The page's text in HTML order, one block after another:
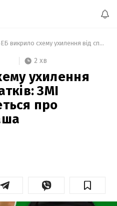
БЕБ викрило схему ухилення від сплати податків: ЗМІ пишуть, що йдеться про компанії Фірташа
2 хв
ухилення
ЗМІ
про